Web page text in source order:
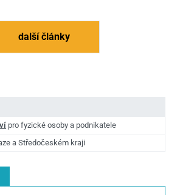
další články
pro fyzické osoby a podnikatele
a Středočeském kraji